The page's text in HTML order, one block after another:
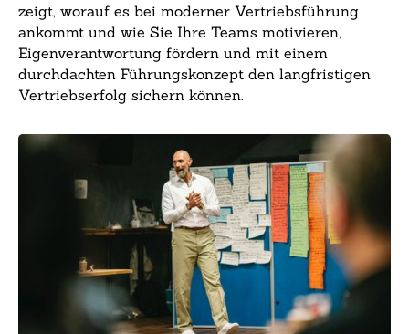
zeigt, worauf es bei moderner Vertriebsführung
ankommt und wie Sie Ihre Teams motivieren,
Eigenverantwortung fördern und mit einem
durchdachten Führungskonzept den langfristigen
Vertriebserfolg sichern können.